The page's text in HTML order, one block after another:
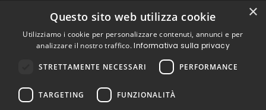
×
Questo sito web utilizza cookie
Utilizziamo i cookie per personalizzare contenuti, annunci e per
analizzare il nostro traffico.Informativa sulla privacy
STRETTAMENTE NECESSARI PERFORMANCE
TARGETING FUNZIONALITÀ